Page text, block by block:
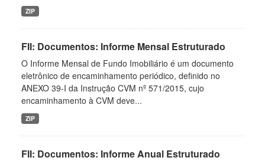
ZIP
FII: Documentos: Informe Mensal Estruturado
O Informe Mensal de Fundo Imobiliário é um documento
eletrônico de encaminhamento periódico, definido no
ANEXO 39-I da Instrução CVM nº 571/2015, cujo
encaminhamento à CVM deve...
ZIP
FII: Documentos: Informe Anual Estruturado